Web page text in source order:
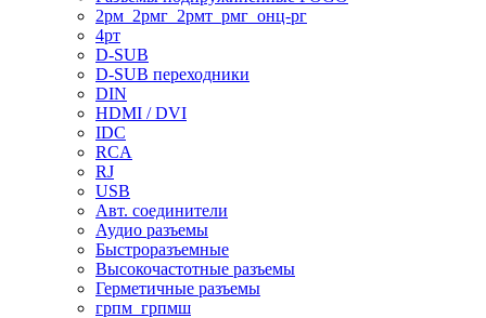
2рм_2рмг_2рмт_рмг_онц-рг
4рт
D-SUB
D-SUB переходники
DIN
HDMI / DVI
IDC
RCA
RJ
USB
Авт. соединители
Аудио разъемы
Быстроразъемные
Высокочастотные разъемы
Герметичные разъемы
грпм_грпмш